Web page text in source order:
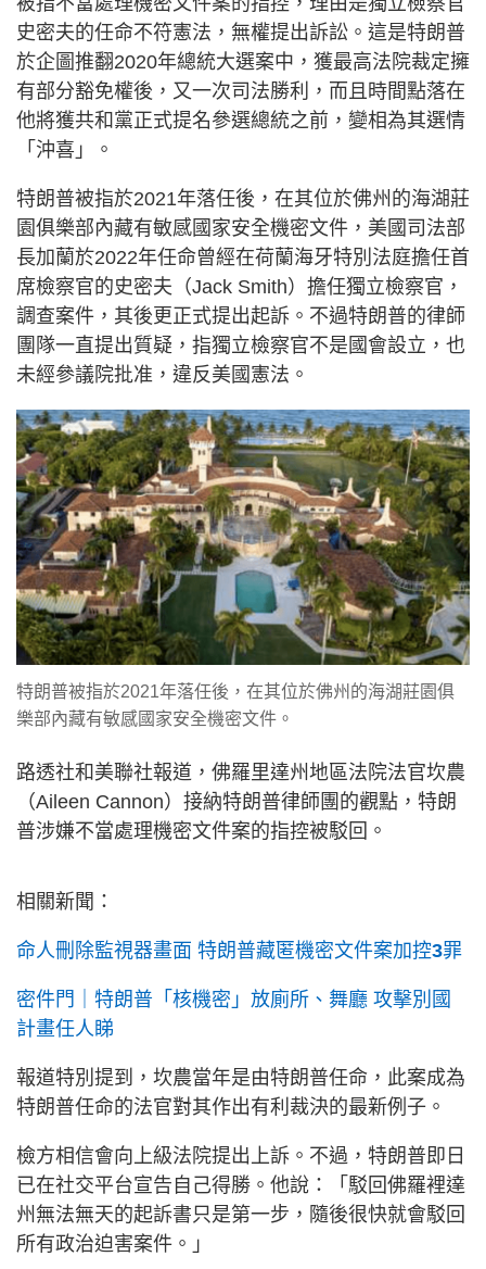
史密夫的任命不符憲法，無權提出訴訟。這是特朗普
於企圖推翻2020年總統大選案中，獲最高法院裁定擁
有部分豁免權後，又一次司法勝利，而且時間點落在
他將獲共和黨正式提名參選總統之前，變相為其選情
「沖喜」。
特朗普被指於2021年落任後，在其位於佛州的海湖莊
園俱樂部內藏有敏感國家安全機密文件，美國司法部
長加蘭於2022年任命曾經在荷蘭海牙特別法庭擔任首
席檢察官的史密夫（Jack Smith）擔任獨立檢察官，
調查案件，其後更正式提出起訴。不過特朗普的律師
團隊一直提出質疑，指獨立檢察官不是國會設立，也
未經參議院批准，違反美國憲法。
特朗普被指於2021年落任後，在其位於佛州的海湖莊園俱
樂部內藏有敏感國家安全機密文件。
路透社和美聯社報道，佛羅里達州地區法院法官坎農
（Aileen Cannon）接納特朗普律師團的觀點，特朗
普涉嫌不當處理機密文件案的指控被駁回。
相關新聞：
命人刪除監視器畫面 特朗普藏匿機密文件案加控3罪
密件門｜特朗普「核機密」放廁所、舞廳 攻擊別國
計畫任人睇
報道特別提到，坎農當年是由特朗普任命，此案成為
特朗普任命的法官對其作出有利裁決的最新例子。
檢方相信會向上級法院提出上訴。不過，特朗普即日
已在社交平台宣告自己得勝。他說：「駁回佛羅裡達
州無法無天的起訴書只是第一步，隨後很快就會駁回
所有政治迫害案件。」